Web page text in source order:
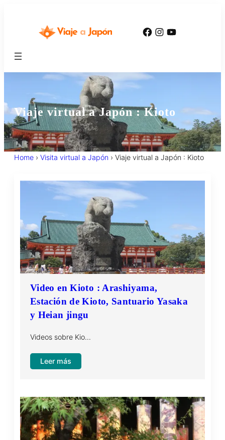
Facebook
Instagram
YouTube
Viaje virtual a Japón : Kioto
Home › Visita virtual a Japón › Viaje virtual a Japón : Kioto
Video en Kioto : Arashiyama,
Estación de Kioto, Santuario Yasaka
y Heian jingu
Videos sobre Kio…
Leer más
Kioto
:
Arashiyama,
Estación